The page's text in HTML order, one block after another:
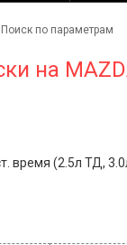
Поиск по параметрам
на
время (2.5л ТД,